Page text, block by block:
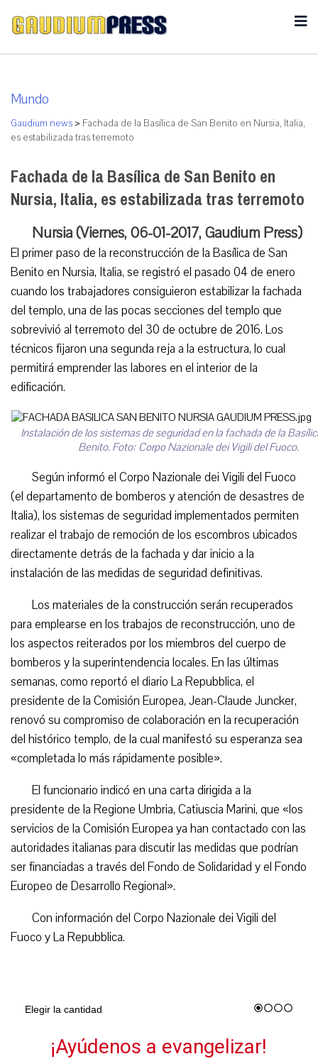
Mundo
Gaudium news > Fachada de la Basílica de San Benito en Nursia, Italia,
es estabilizada tras terremoto
Fachada de la Basílica de San Benito en
Nursia, Italia, es estabilizada tras terremoto
Nursia (Viernes, 06-01-2017, Gaudium Press)
El primer paso de la reconstrucción de la Basílica de San
Benito en Nursia, Italia, se registró el pasado 04 de enero
cuando los trabajadores consiguieron estabilizar la fachada
del templo, una de las pocas secciones del templo que
sobrevivió al terremoto del 30 de octubre de 2016. Los
técnicos fijaron una segunda reja a la estructura, lo cual
permitirá emprender las labores en el interior de la
edificación.
Instalación de los sistemas de seguridad en la fachada de la
Benito. Foto: Corpo Nazionale dei Vigili del Fuoco.
Según informó el Corpo Nazionale dei Vigili del Fuoco
(el departamento de bomberos y atención de desastres de
Italia), los sistemas de seguridad implementados permiten
realizar el trabajo de remoción de los escombros ubicados
directamente detrás de la fachada y dar inicio a la
instalación de las medidas de seguridad definitivas.
Los materiales de la construcción serán recuperados
para emplearse en los trabajos de reconstrucción, uno de
los aspectos reiterados por los miembros del cuerpo de
bomberos y la superintendencia locales. En las últimas
semanas, como reportó el diario La Repubblica, el
presidente de la Comisión Europea, Jean-Claude Juncker,
renovó su compromiso de colaboración en la recuperación
del histórico templo, de la cual manifestó su esperanza sea
«completada lo más rápidamente posible».
El funcionario indicó en una carta dirigida a la
presidente de la Regione Umbria, Catiuscia Marini, que «los
servicios de la Comisión Europea ya han contactado con las
autoridades italianas para discutir las medidas que podrían
ser financiadas a través del Fondo de Solidaridad y el Fondo
Europeo de Desarrollo Regional».
Con información del Corpo Nazionale dei Vigili del
Fuoco y La Repubblica.